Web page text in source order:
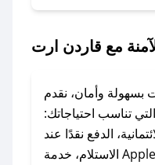
2. الصقه في خانة الدفع عند التسوق من قاردن ارت.
### ماذا أفعل إذا لم يعمل كود الخصم؟
البريد الإلكتروني،
في أسرع وقت ممكن.
### ماذا أفعل إذا لم أجد كود خصم لمتجري
مع قاردن ارت
بسهولة وأمان، نقدم
تناسب احتياجاتك:
الدفع نقدًا عند
الاستلام، خدمة Apple Pay، بالإضافة إلى إمكانية